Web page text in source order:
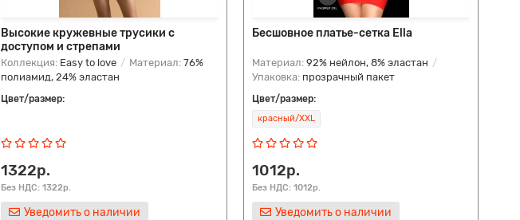
Высокие кружевные трусики с
доступом и стрепами
Коллекция: Easy to love Материал: 76%
полиамид, 24% эластан
Цвет/размер:
1322р.
Без НДС: 1322р.
Уведомить о наличии
Бесшовное платье-сетка Ella
Материал: 92% нейлон, 8% эластан
Упаковка: прозрачный пакет
Цвет/размер:
красный/XXL
1012р.
Без НДС: 1012р.
Уведомить о наличии